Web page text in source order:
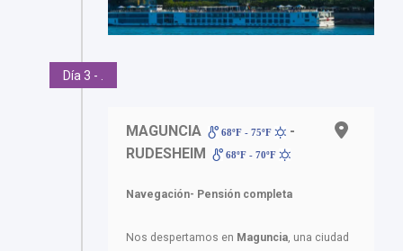
Día 3 - .
MAGUNCIA 68ºF - 75ºF
-
RUDESHEIM
68ºF - 70ºF
Navegación- Pensión completa
Nos despertamos en Maguncia , una ciudad